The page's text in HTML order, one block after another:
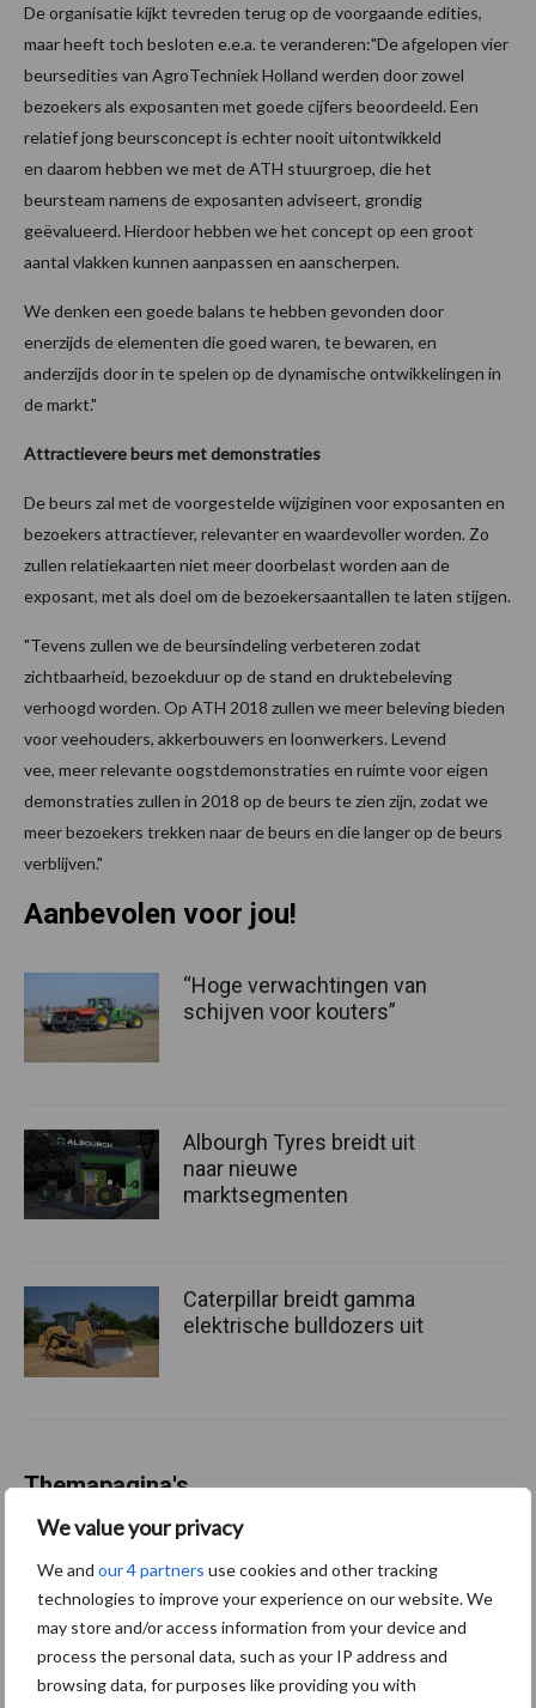
We value your privacy
We and our 4 partners use cookies and other tracking
technologies to improve your experience on our website. We
may store and/or access information from your device and
process the personal data, such as your IP address and
browsing data, for purposes like providing you with
De organisatie kijkt tevreden terug op de voorgaande edities,
maar heeft toch besloten e.e.a. te veranderen:"De afgelopen vier
beursedities van AgroTechniek Holland werden door zowel
bezoekers als exposanten met goede cijfers beoordeeld. Een
relatief jong beursconcept is echter nooit uitontwikkeld
en daarom hebben we met de ATH stuurgroep, die het
beursteam namens de exposanten adviseert, grondig
geëvalueerd. Hierdoor hebben we het concept op een groot
aantal vlakken kunnen aanpassen en aanscherpen.
We denken een goede balans te hebben gevonden door
enerzijds de elementen die goed waren, te bewaren, en
anderzijds door in te spelen op de dynamische ontwikkelingen in
de markt."
Attractievere beurs met demonstraties
De beurs zal met de voorgestelde wijziginen voor exposanten en
bezoekers attractiever, relevanter en waardevoller worden. Zo
zullen relatiekaarten niet meer doorbelast worden aan de
exposant, met als doel om de bezoekersaantallen te laten stijgen.
"Tevens zullen we de beursindeling verbeteren zodat
zichtbaarheid, bezoekduur op de stand en druktebeleving
verhoogd worden. Op ATH 2018 zullen we meer beleving bieden
voor veehouders, akkerbouwers en loonwerkers. Levend
vee, meer relevante oogstdemonstraties en ruimte voor eigen
demonstraties zullen in 2018 op de beurs te zien zijn, zodat we
meer bezoekers trekken naar de beurs en die langer op de beurs
verblijven."
Aanbevolen voor jou!
“Hoge verwachtingen van
schijven voor kouters”
Albourgh Tyres breidt uit
naar nieuwe
marktsegmenten
Caterpillar breidt gamma
elektrische bulldozers uit
Themapagina's
Compost Dierlijke mest